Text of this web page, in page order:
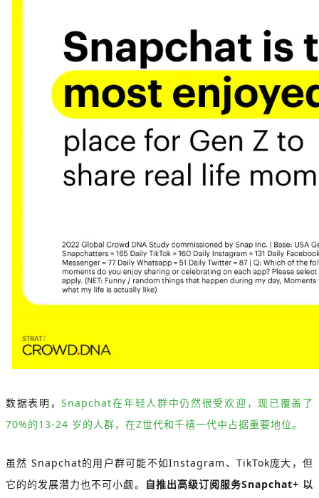
数据表明，Snapchat在年轻人群中仍然很受欢迎，现已覆盖了
70%的13-24 岁的人群，在Z世代和千禧一代中占据重要地位。
虽然 Snapchat的用户群可能不如Instagram、TikTok庞大，但
它的的发展潜力也不可小觑。
自推出高级订阅服务Snapchat+ 以